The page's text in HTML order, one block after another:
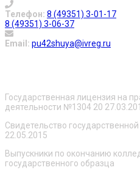
Телефон: 8 (49351) 3-01-17
8 (49351) 3-06-37
Email: pu42shuya@ivreg.ru
Государственная лицензия на
деятельности №1304 20
Свидетельство
22.05.2015
Выпускники по окончанию
государственного образца